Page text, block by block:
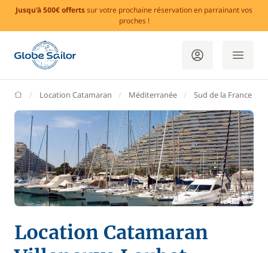
Jusqu'à 500€ offertssur votre prochaine réservation en parrainant vos
proches !
GlobeSailor
Location Catamaran Méditerranée Sud de la France
Location Catamaran